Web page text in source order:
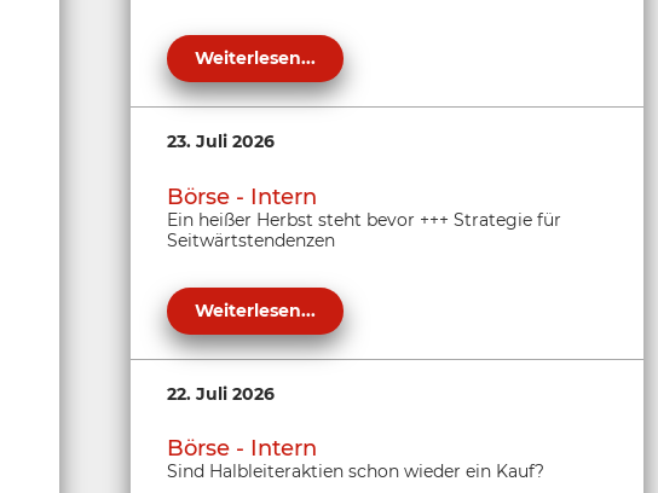
Weiterlesen...
23. Juli 2026
Börse - Intern
Ein heißer Herbst steht bevor +++ Strategie für
Seitwärtstendenzen
Weiterlesen...
22. Juli 2026
Börse - Intern
Sind Halbleiteraktien schon wieder ein Kauf?